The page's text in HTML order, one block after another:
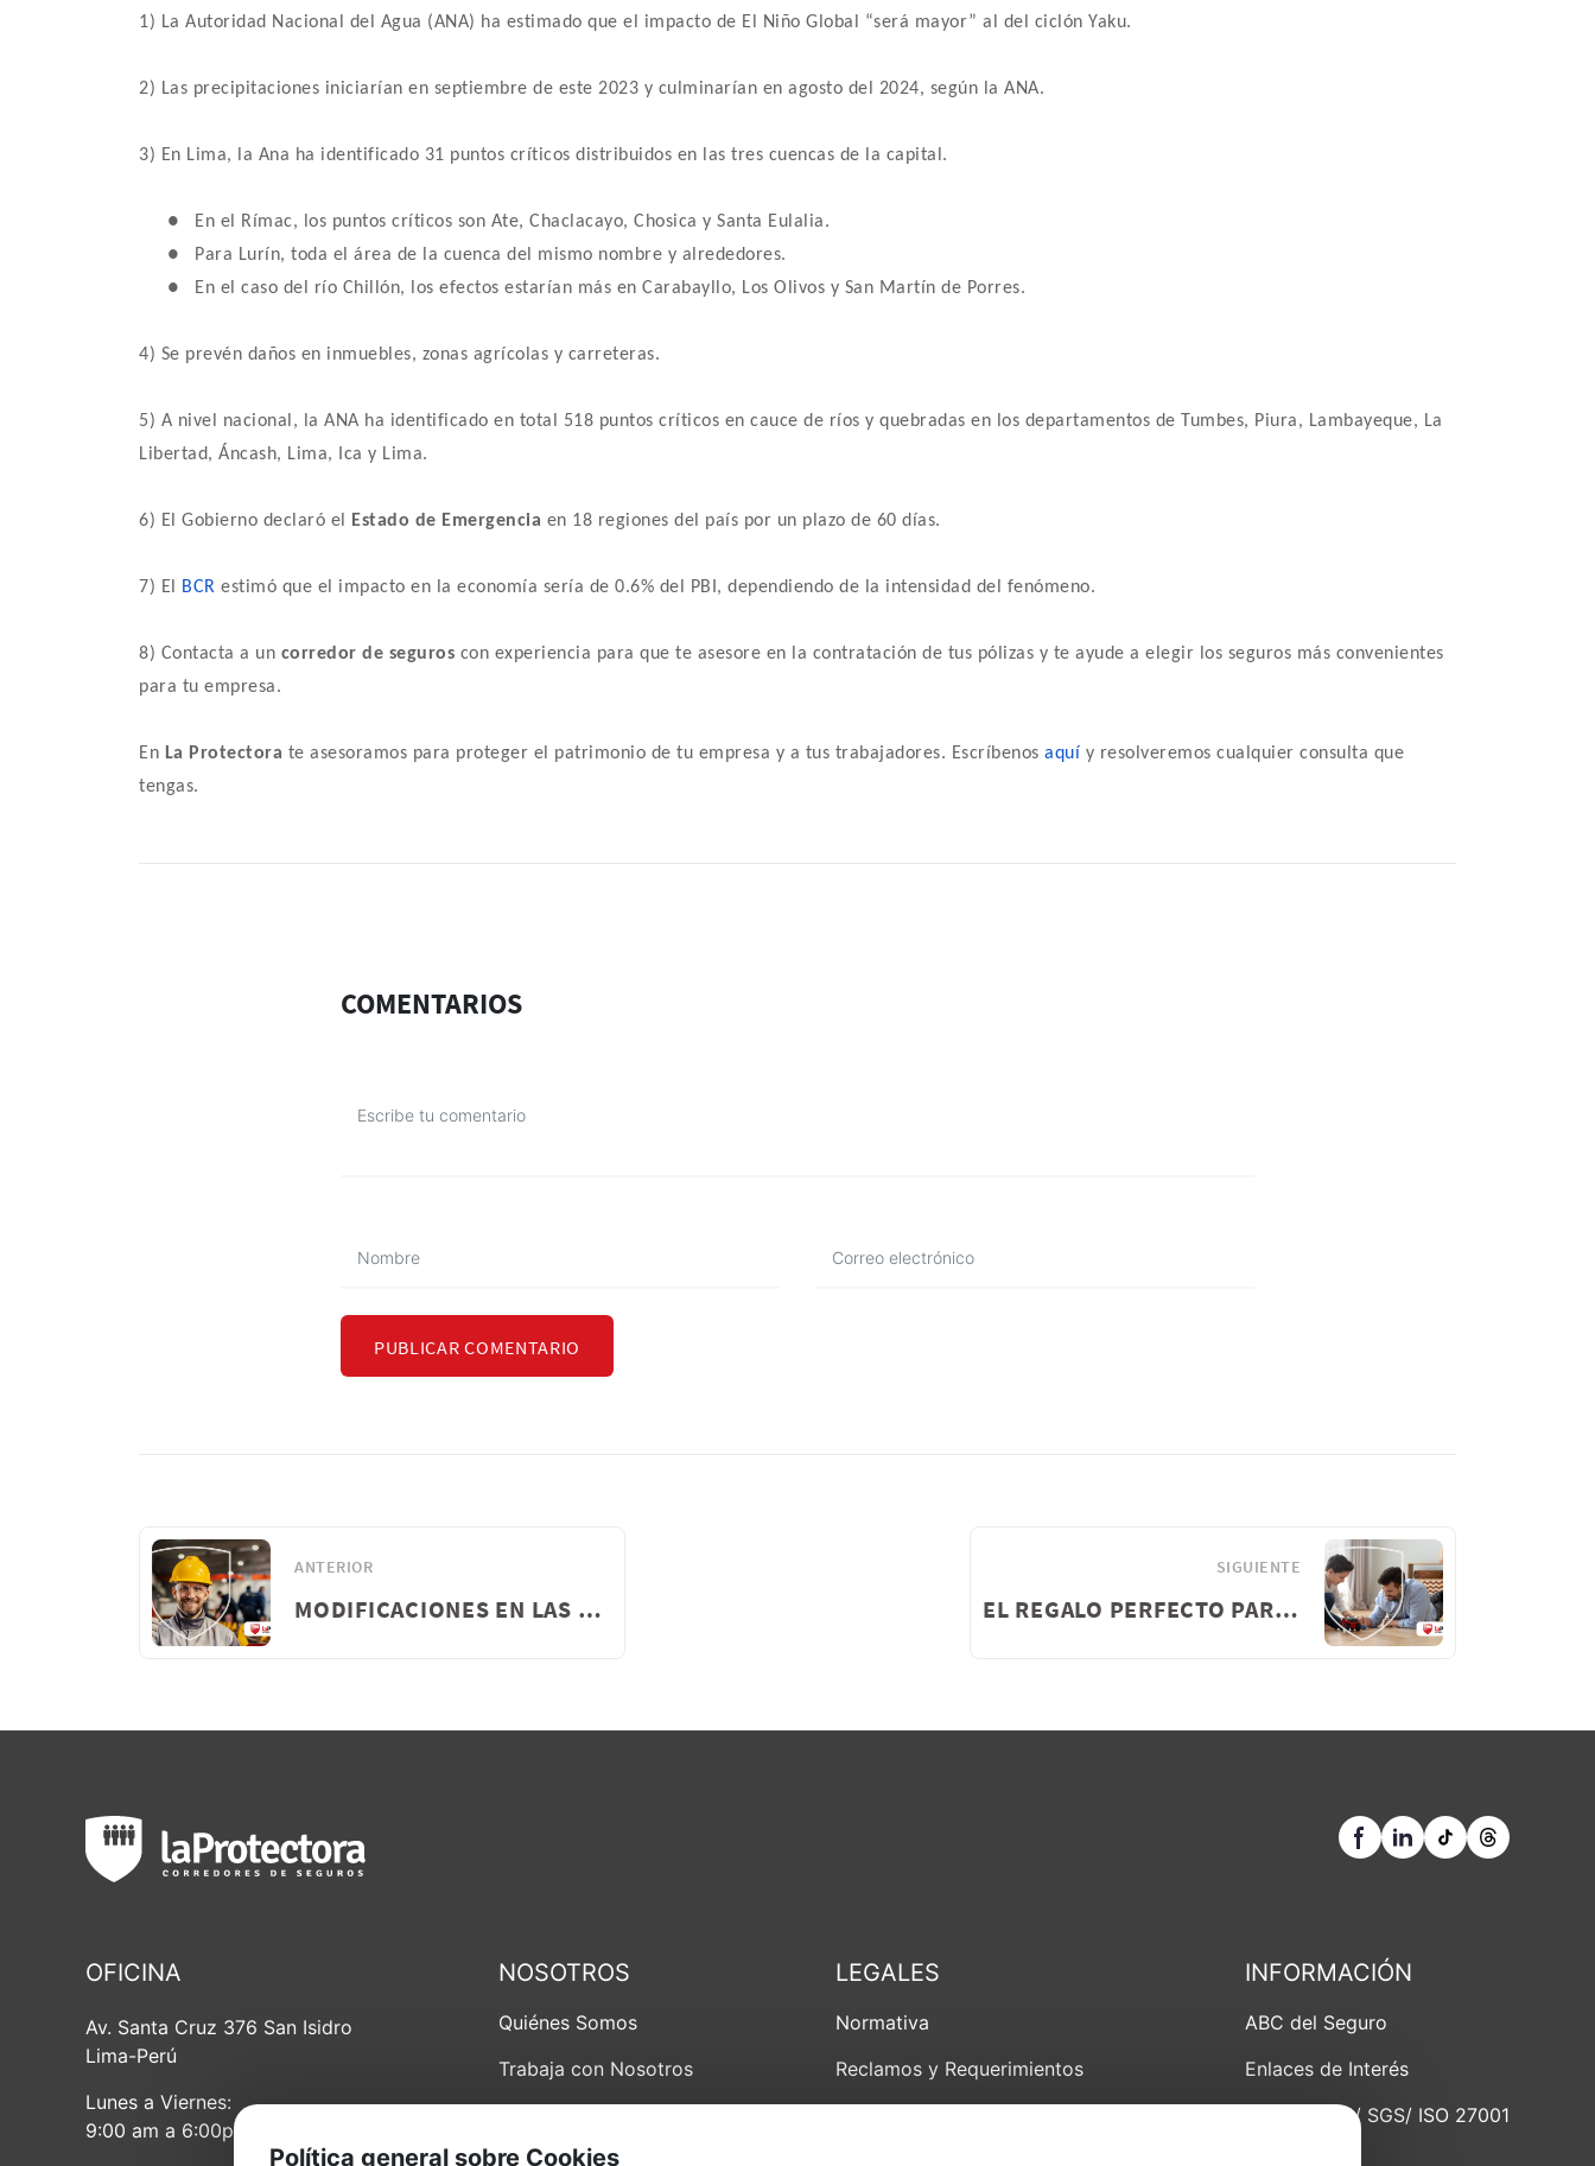
1) La Autoridad Nacional del Agua (ANA) ha estimado que el impacto de El Niño Global “será mayor” al del ciclón Yaku.
2) Las precipitaciones iniciarían en septiembre de este 2023 y culminarían en agosto del 2024, según la ANA.
3) En Lima, la Ana ha identificado 31 puntos críticos distribuidos en las tres cuencas de la capital.
●
En el Rímac, los puntos críticos son Ate, Chaclacayo, Chosica y Santa Eulalia.
●
Para Lurín, toda el área de la cuenca del mismo nombre y alrededores.
●
En el caso del río Chillón, los efectos estarían más en Carabayllo, Los Olivos y San Martín de Porres.
4) Se prevén daños en inmuebles, zonas agrícolas y carreteras.
5) A nivel nacional, la ANA ha identificado en total 518 puntos críticos en cauce de ríos y quebradas en los departamentos de Tumbes, Piura, Lambayeque, La
Libertad, Áncash, Lima, Ica y Lima.
6) El Gobierno declaró el Estado de Emergencia en 18 regiones del país por un plazo de 60 días.
7) El BCR estimó que el impacto en la economía sería de 0.6% del PBI, dependiendo de la intensidad del fenómeno.
8) Contacta a un corredor de seguros con experiencia para que te asesore en la contratación de tus pólizas y te ayude a elegir los seguros más convenientes
para tu empresa.
En La Protectora te asesoramos para proteger el patrimonio de tu empresa y a tus trabajadores. Escríbenos aquí y resolveremos cualquier consulta que
tengas.
COMENTARIOS
PUBLICAR COMENTARIO
ANTERIOR
MODIFICACIONES EN LAS NORMAS TÉCNICAS DE SEGURO COMPLEMENTARIO DE TRABAJO DE RIESGO
SIGUIENTE
EL REGALO PERFECTO PARA EL DÍA DEL PADRE
OFICINA
Av. Santa Cruz 376 San Isidro
Lima-Perú
Lunes a Viernes:
9:00 am a 6:00pm
NOSOTROS
Quiénes Somos
Trabaja con Nosotros
Políticas de Privacidad
LEGALES
Normativa
Reclamos y Requerimientos
INFORMACIÓN
ABC del Seguro
Enlaces de Interés
Política SIG/ SGS/ ISO 27001
Política general sobre Cookies